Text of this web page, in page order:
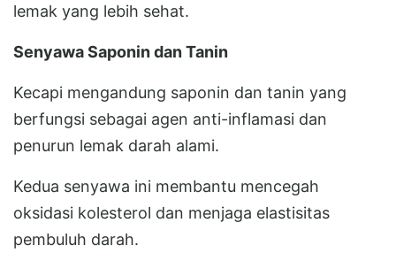
lemak yang lebih sehat.
Senyawa Saponin dan Tanin
Kecapi mengandung saponin dan tanin yang
berfungsi sebagai agen anti-inflamasi dan
penurun lemak darah alami.
Kedua senyawa ini membantu mencegah
oksidasi kolesterol dan menjaga elastisitas
pembuluh darah.